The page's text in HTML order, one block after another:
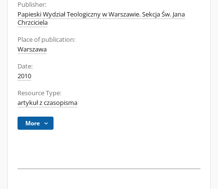
Publisher:
Papieski Wydział Teologiczny w Warszawie. Sekcja Św. Jana
Chrzciciela
Place of publication:
Warszawa
Date:
2010
Resource Type:
artykuł z czasopisma
More